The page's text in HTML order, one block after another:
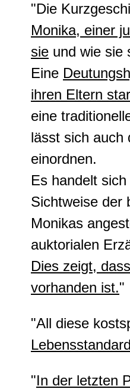
"Die
Monika, einer
sie und wie sie
Eine
ihren Eltern
eine
lässt sich auch
einordnen.
Es handelt
Sichtweise der
Monikas
auktorialen
Dies zeigt,
vorhanden ist."
"All diese
"In der letzten